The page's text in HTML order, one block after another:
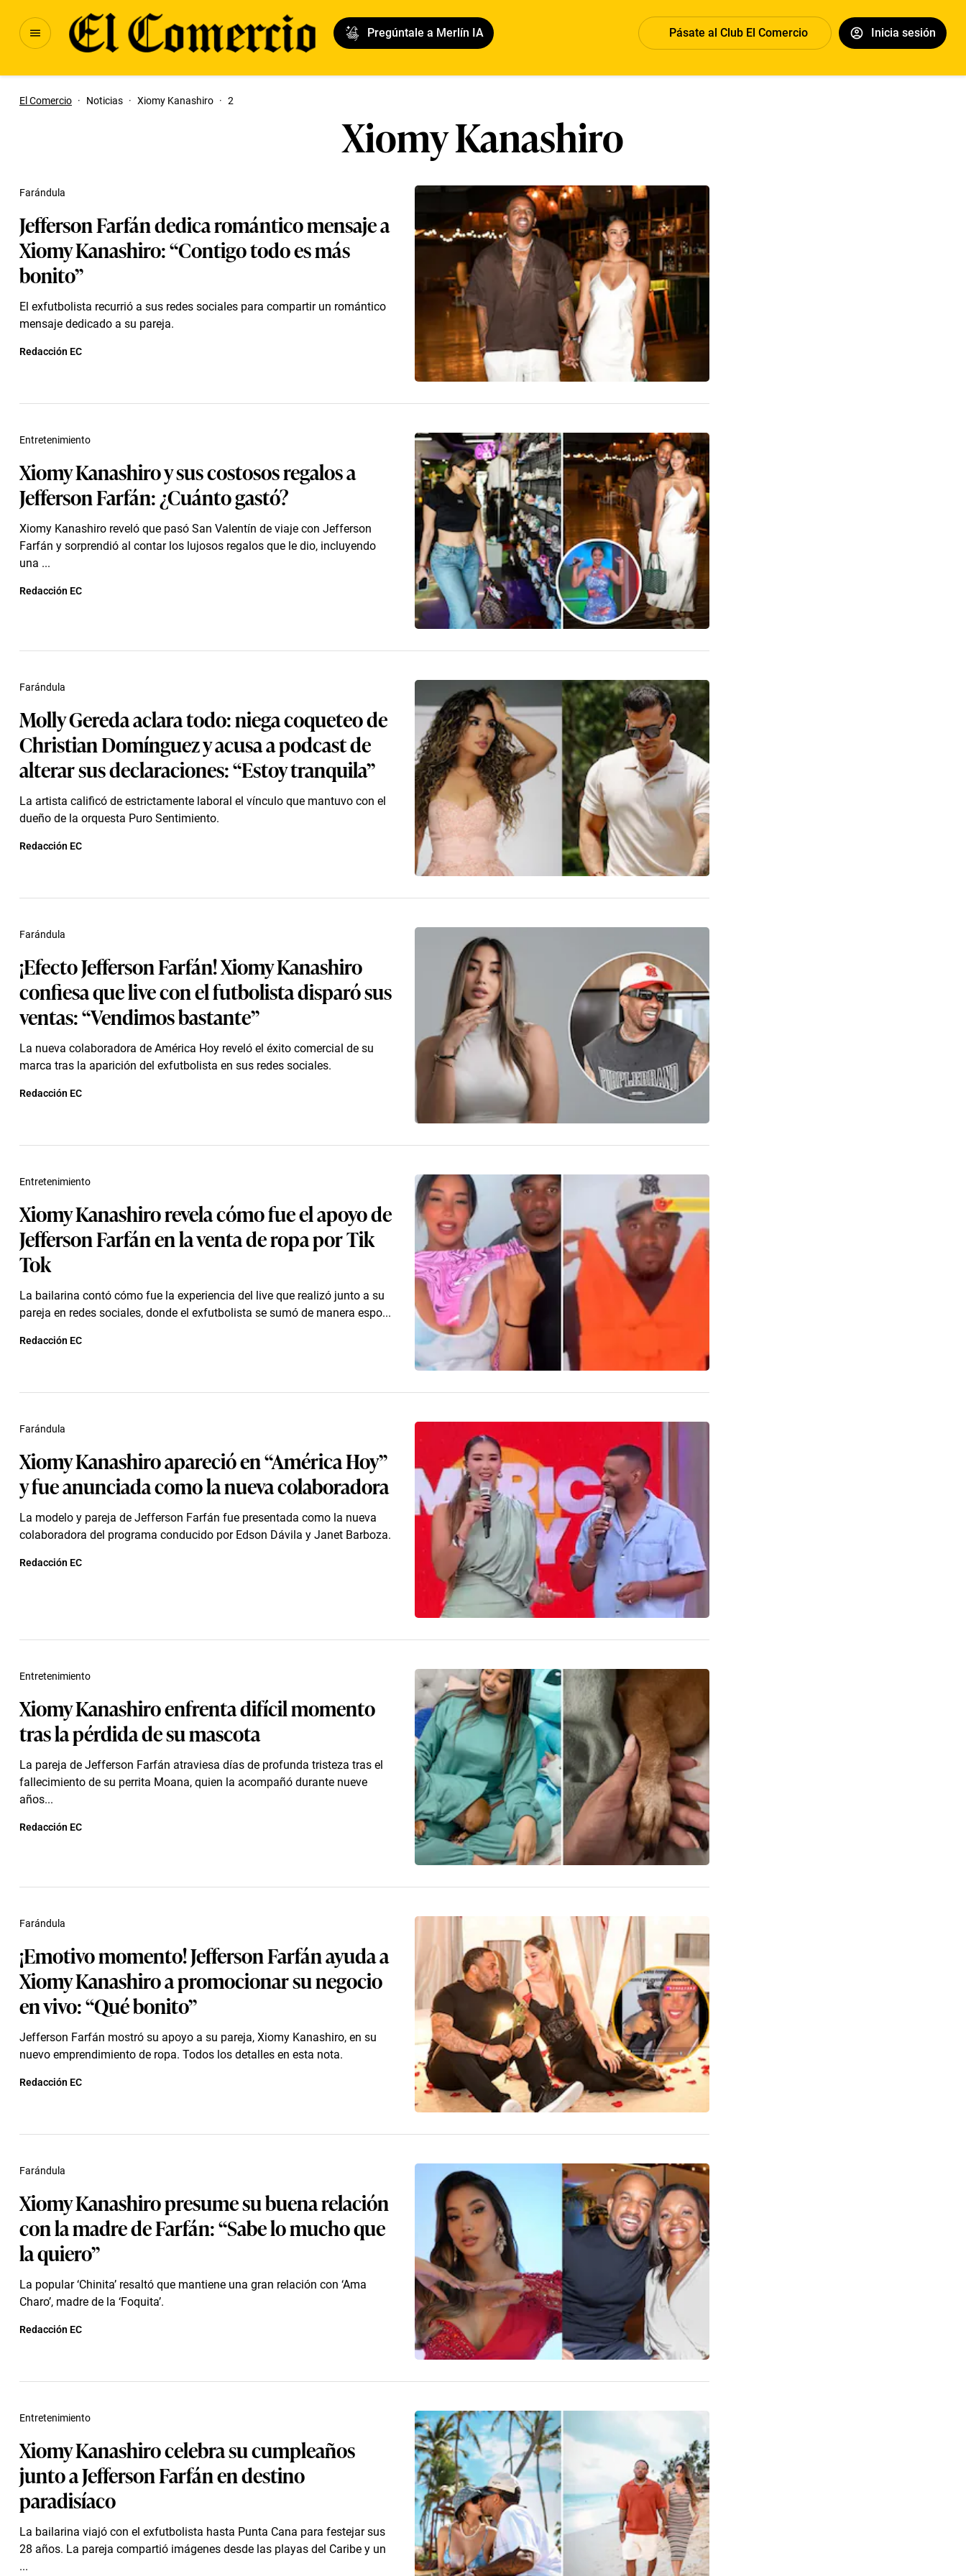
Pregúntale a Merlín IA Pásate al Club El Comercio Inicia sesión
El Comercio · Noticias · Xiomy Kanashiro · 2
Xiomy Kanashiro
Jefferson Farfán dedica romántico mensaje a
Xiomy Kanashiro: “Contigo todo es más
bonito”
El exfutbolista recurrió a sus redes sociales para compartir un romántico
mensaje dedicado a su pareja.
Farándula
Redacción EC
Xiomy Kanashiro y sus costosos regalos a
Jefferson Farfán: ¿Cuánto gastó?
Xiomy Kanashiro reveló que pasó San Valentín de viaje con Jefferson
Farfán y sorprendió al contar los lujosos regalos que le dio, incluyendo
una ...
Entretenimiento
Redacción EC
Molly Gereda aclara todo: niega coqueteo de
Christian Domínguez y acusa a podcast de
alterar sus declaraciones: “Estoy tranquila”
La artista calificó de estrictamente laboral el vínculo que mantuvo con el
dueño de la orquesta Puro Sentimiento.
Farándula
Redacción EC
¡Efecto Jefferson Farfán! Xiomy Kanashiro
confiesa que live con el futbolista disparó sus
ventas: “Vendimos bastante”
La nueva colaboradora de América Hoy reveló el éxito comercial de su
marca tras la aparición del exfutbolista en sus redes sociales.
Farándula
Redacción EC
Xiomy Kanashiro revela cómo fue el apoyo de
Jefferson Farfán en la venta de ropa por Tik
Tok
La bailarina contó cómo fue la experiencia del live que realizó junto a su
pareja en redes sociales, donde el exfutbolista se sumó de manera espo...
Entretenimiento
Redacción EC
Xiomy Kanashiro apareció en “América Hoy”
y fue anunciada como la nueva colaboradora
La modelo y pareja de Jefferson Farfán fue presentada como la nueva
colaboradora del programa conducido por Edson Dávila y Janet Barboza.
Farándula
Redacción EC
Xiomy Kanashiro enfrenta difícil momento
tras la pérdida de su mascota
La pareja de Jefferson Farfán atraviesa días de profunda tristeza tras el
fallecimiento de su perrita Moana, quien la acompañó durante nueve
años...
Entretenimiento
Redacción EC
¡Emotivo momento! Jefferson Farfán ayuda a
Xiomy Kanashiro a promocionar su negocio
en vivo: “Qué bonito”
Jefferson Farfán mostró su apoyo a su pareja, Xiomy Kanashiro, en su
nuevo emprendimiento de ropa. Todos los detalles en esta nota.
Farándula
Redacción EC
Xiomy Kanashiro presume su buena relación
con la madre de Farfán: “Sabe lo mucho que
la quiero”
La popular ‘Chinita’ resaltó que mantiene una gran relación con ‘Ama
Charo’, madre de la ‘Foquita’.
Farándula
Redacción EC
Xiomy Kanashiro celebra su cumpleaños
junto a Jefferson Farfán en destino
paradisíaco
La bailarina viajó con el exfutbolista hasta Punta Cana para festejar sus
28 años. La pareja compartió imágenes desde las playas del Caribe y un
...
Entretenimiento